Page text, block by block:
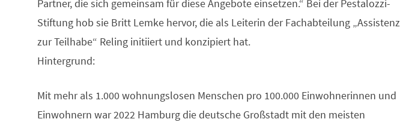
Partner, die sich gemeinsam für diese Angebote einsetzen.“ Bei der Pestalozzi-
Stiftung hob sie Britt Lemke hervor, die als Leiterin der Fachabteilung „Assistenz
zur Teilhabe“ Reling initiiert und konzipiert hat.
Hintergrund:
Mit mehr als 1.000 wohnungslosen Menschen pro 100.000 Einwohnerinnen und
Einwohnern war 2022 Hamburg die deutsche Großstadt mit den meisten